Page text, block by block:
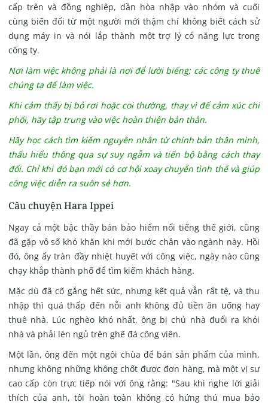
cấp trên và đồng nghiệp, dần hòa nhập vào nhóm và cuối
cùng biến đổi từ một người mới thậm chí không biết cách sử
dụng máy in và nói lắp thành một trợ lý có năng lực trong
công ty.
Nơi làm việc không phải là nơi để lười biếng; các công ty thuê
chúng ta để làm việc.
Khi cảm thấy bị bỏ rơi hoặc coi thường, thay vì để cảm xúc chi
phối, hãy tập trung vào việc hoàn thiện bản thân.
Hãy học cách tìm kiếm nguyên nhân từ chính bản thân mình,
thấu hiểu thông qua sự suy ngẫm và tiến bộ bằng cách thay
đổi. Chỉ khi đó bạn mới có cơ hội xoay chuyển tình thế và giúp
công việc diễn ra suôn sẻ hơn.
Câu chuyện HaraIppei
Ngay cả một bậc thầy bán bảo hiểm nổi tiếng thế giới, cũng
đã gặp vô số khó khăn khi mới bước chân vào ngành này. Hồi
đó, ông ấy tràn đầy nhiệt huyết với công việc, ngày nào cũng
chạy khắp thành phố để tìm kiếm khách hàng.
Mặc dù đã cố gắng hết sức, nhưng kết quả vẫn rất tệ, và thu
nhập thì quá thấp đến nỗi anh không đủ tiền ăn uống hay
thuê nhà. Lúc nghèo khó nhất, ông bị chủ nhà đuổi ra khỏi
nhà và phải lén ngủ trên ghế đá công viên.
Một lần, ông đến một ngôi chùa để bán sản phẩm của mình,
nhưng không những không chốt được đơn hàng, mà một vị sư
cao cấp còn trực tiếp nói với ông rằng: "Sau khi nghe lời giải
thích của anh, tôi hoàn toàn không có hứng thú mua bảo